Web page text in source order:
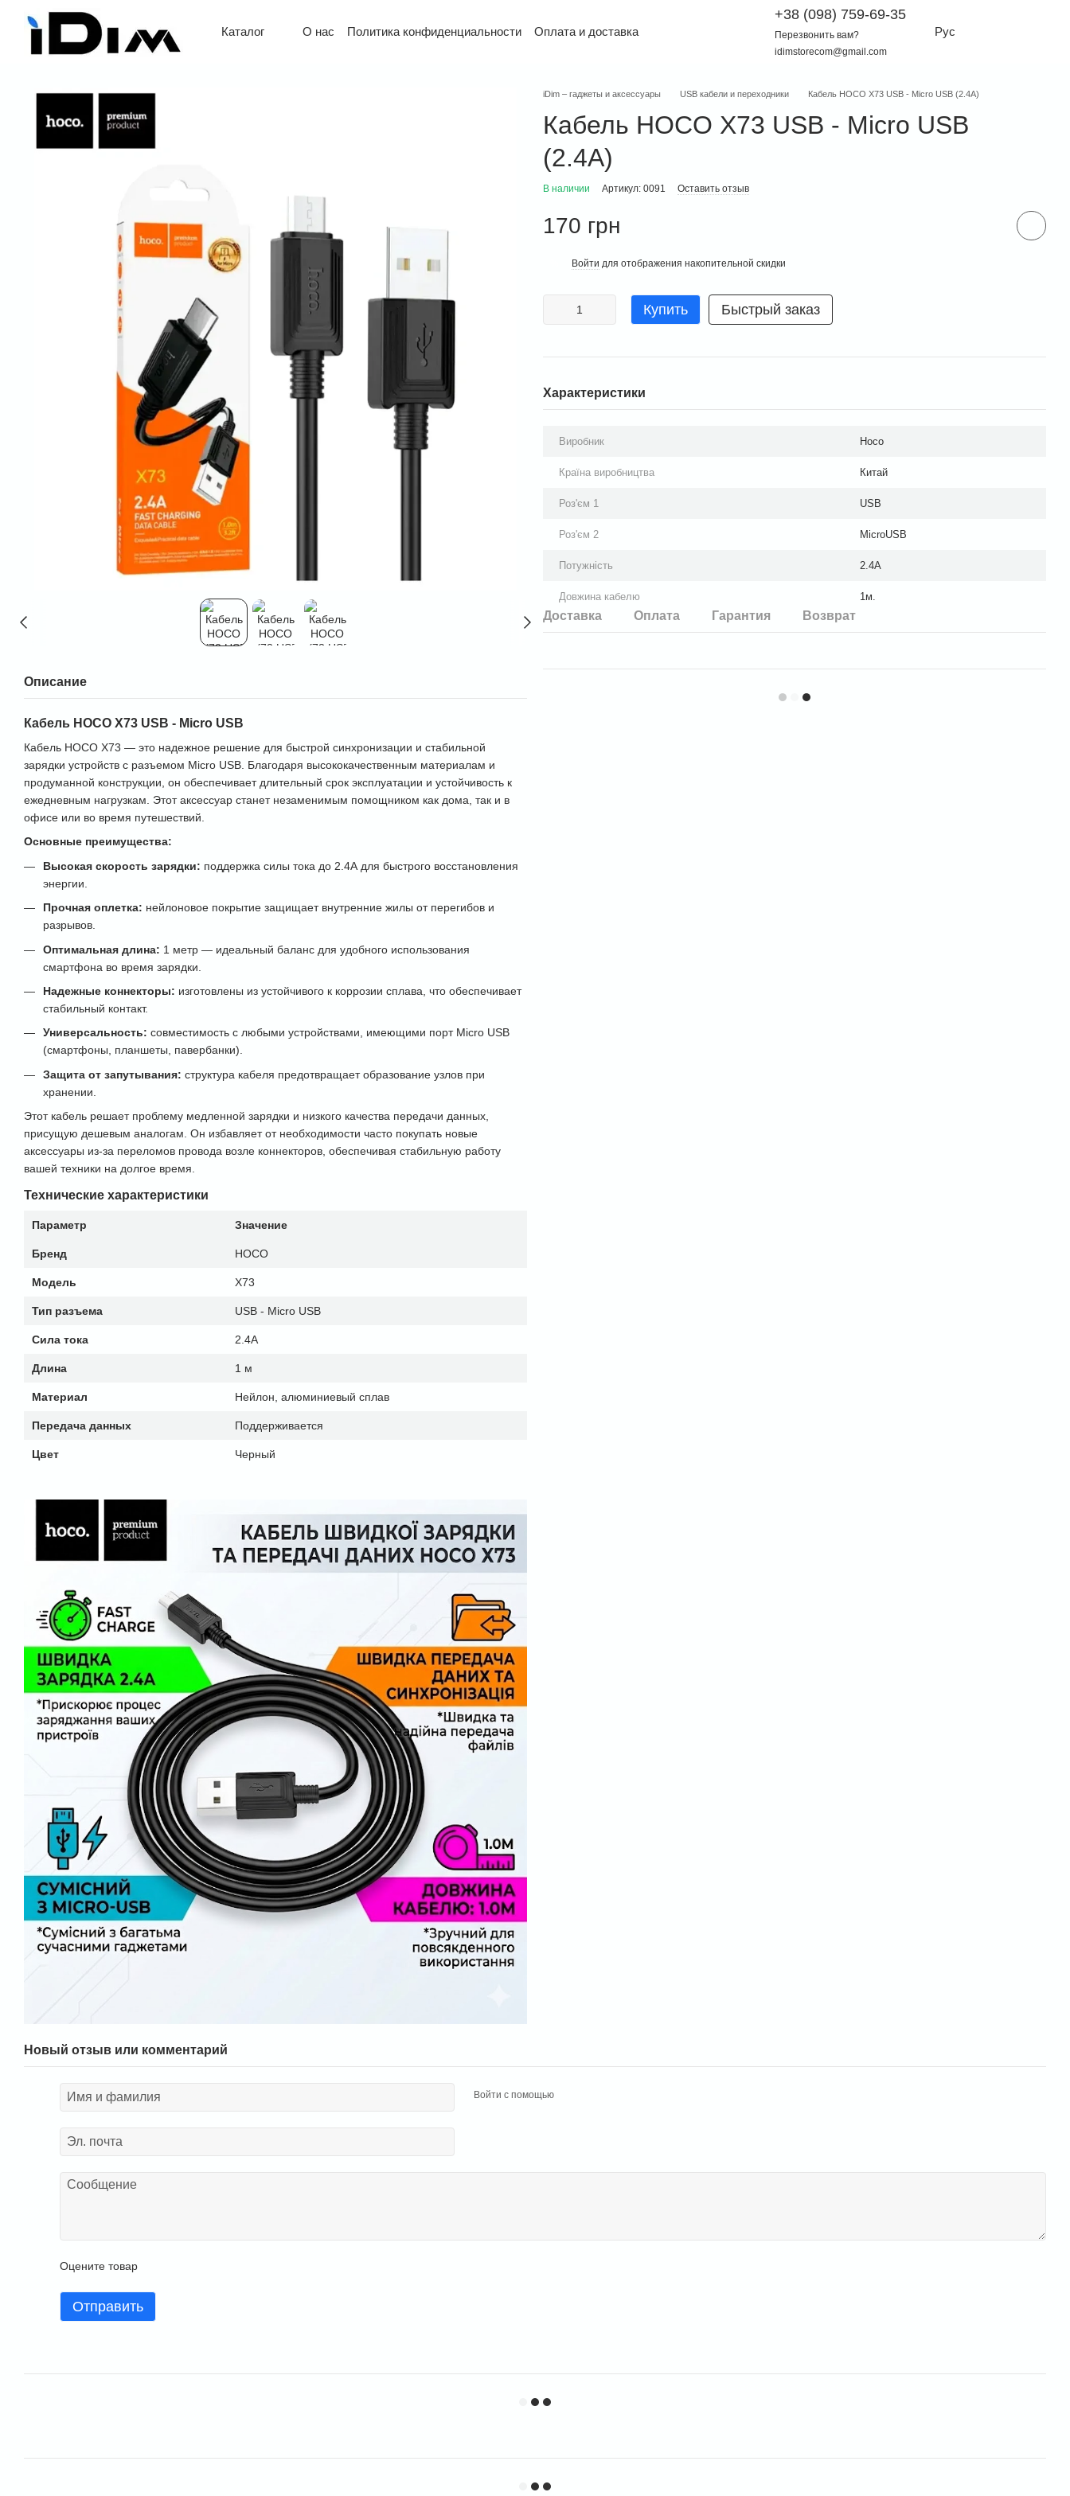
Перейти к основному контенту
Каталог О нас Политика конфиденциальности
Оплата и доставка
+38 (098) 759-69-35
Перезвонить вам?
idimstorecom@gmail.com
Рус
Описание
Кабель HOCO X73 USB - Micro USB
Кабель HOCO X73 — это надежное решение для быстрой синхронизации и стабильной
зарядки устройств с разъемом Micro USB. Благодаря высококачественным материалам и
продуманной конструкции, он обеспечивает длительный срок эксплуатации и устойчивость к
ежедневным нагрузкам. Этот аксессуар станет незаменимым помощником как дома, так и в
офисе или во время путешествий.
Основные преимущества:
Высокая скорость зарядки: поддержка силы тока до 2.4А для быстрого восстановления
энергии.
Прочная оплетка: нейлоновое покрытие защищает внутренние жилы от перегибов и
разрывов.
Оптимальная длина: 1 метр — идеальный баланс для удобного использования
смартфона во время зарядки.
Надежные коннекторы: изготовлены из устойчивого к коррозии сплава, что обеспечивает
стабильный контакт.
Универсальность: совместимость с любыми устройствами, имеющими порт Micro USB
(смартфоны, планшеты, павербанки).
Защита от запутывания: структура кабеля предотвращает образование узлов при
хранении.
Этот кабель решает проблему медленной зарядки и низкого качества передачи данных,
присущую дешевым аналогам. Он избавляет от необходимости часто покупать новые
аксессуары из-за переломов провода возле коннекторов, обеспечивая стабильную работу
вашей техники на долгое время.
Технические характеристики
Параметр Значение
Бренд HOCO
Модель X73
Тип разъема USB - Micro USB
Сила тока 2.4А
Длина 1 м
Материал Нейлон, алюминиевый сплав
Передача данных Поддерживается
Цвет Черный
iDim – гаджеты и аксессуары USB кабели и переходники Кабель HOCO X73 USB - Micro USB (2.4A)
Кабель HOCO X73 USB - Micro USB
(2.4A)
В наличии Артикул: 0091 Оставить отзыв
170 грн
Войти для отображения накопительной скидки
Купить Быстрый заказ
Характеристики
Виробник Hoco
Країна виробництва Китай
Роз'єм 1 USB
Роз'єм 2 MicroUSB
Потужність 2.4А
Довжина кабелю 1м.
Доставка Оплата Гарантия Возврат
Новый отзыв или комментарий
Войти с помощью
Оцените товар
Отправить